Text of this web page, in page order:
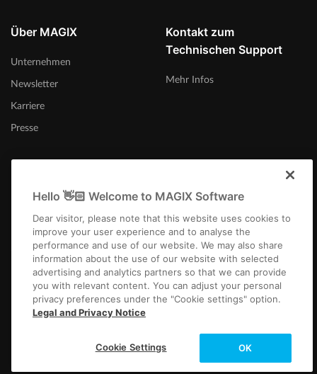
Über MAGIX
Unternehmen
Newsletter
Karriere
Presse
Kontakt zum
Technischen Support
Mehr Infos
Schweiz (Deutsch)
ImpressumAGBGewinnspiel AGBDatenschutzCookie-Einstellungen
EULAZahlung / Versand
eingetragene Marken der jeweiligen Eigentümer sein.
Hello 👋🏻 Welcome to MAGIX Software
Dear visitor, please note that this website uses cookies to
improve your user experience and to analyse the
performance and use of our website. We may also share
information about the use of our website with selected
advertising and analytics partners so that we can provide
you with relevant content. You can adjust your personal
privacy preferences under the "Cookie settings" option.
Legal and Privacy Notice
OK
Cookie Settings